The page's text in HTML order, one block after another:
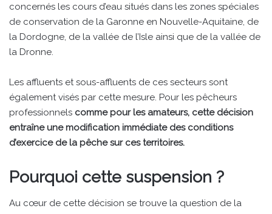
concernés les cours d’eau situés dans les zones spéciales
de conservation de la Garonne en Nouvelle-Aquitaine, de
la Dordogne, de la vallée de l’Isle ainsi que de la vallée de
la Dronne.
Les affluents et sous-affluents de ces secteurs sont
également visés par cette mesure. Pour les pêcheurs
professionnels comme pour les amateurs, cette décision
entraîne une modification immédiate des conditions
d’exercice de la pêche sur ces territoires.
Pourquoi cette suspension ?
Au cœur de cette décision se trouve la question de la